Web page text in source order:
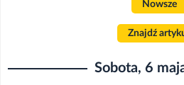
Nowsze
Znajdź
Sobota, 6